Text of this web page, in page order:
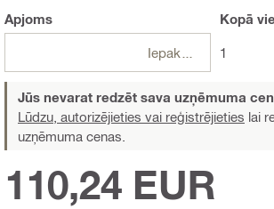
Apjoms Kopā
1
Jūs nevarat redzēt sava uzņēmuma
Lūdzu, autorizējieties vai reģistrējieties lai
uzņēmuma cenas.
110,24 EUR